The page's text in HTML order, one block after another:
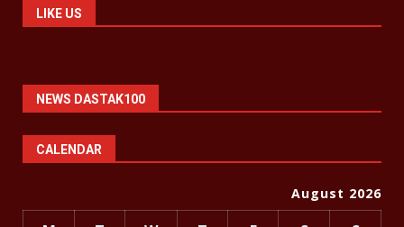
LIKE US
NEWS DASTAK100
CALENDAR
August 2026